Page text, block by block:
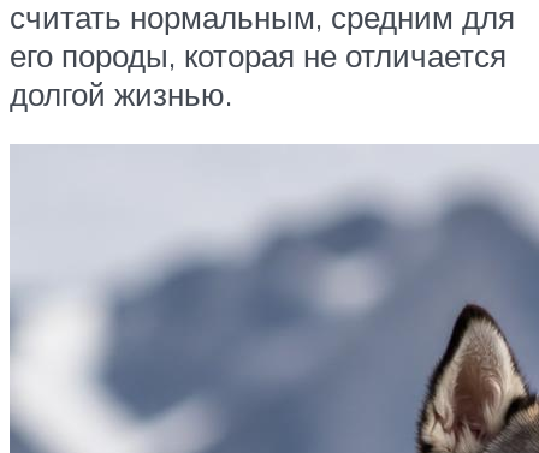
считать нормальным, средним для
его породы, которая не отличается
долгой жизнью.